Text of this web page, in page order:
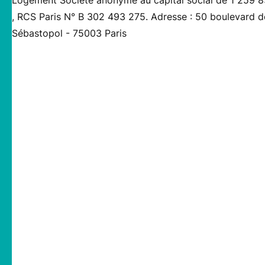
, RCS Paris N° B 302 493 275. Adresse : 50 boulevard
Sébastopol - 75003 Paris